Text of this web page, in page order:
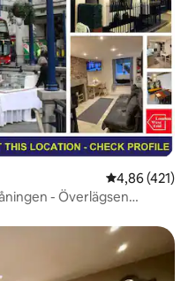
4,86 av 5 i
4,86 (421)
- Överlägsen